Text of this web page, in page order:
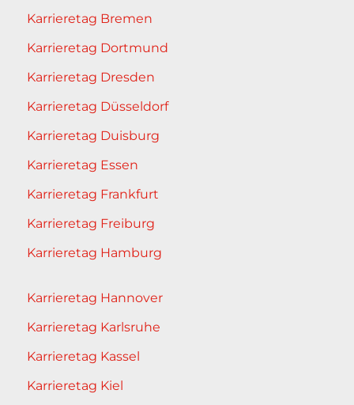
Karrieretag Bremen
Karrieretag Dortmund
Karrieretag Dresden
Karrieretag Düsseldorf
Karrieretag Duisburg
Karrieretag Essen
Karrieretag Frankfurt
Karrieretag Freiburg
Karrieretag Hamburg
Karrieretag Hannover
Karrieretag Karlsruhe
Karrieretag Kassel
Karrieretag Kiel